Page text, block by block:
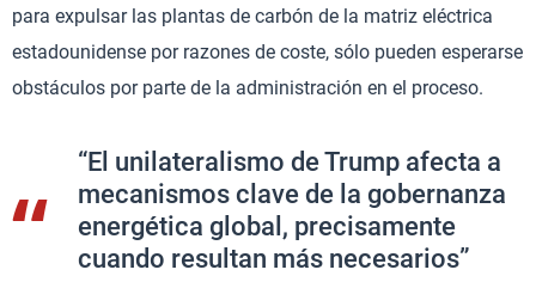
para expulsar las plantas de carbón de la matriz eléctrica
estadounidense por razones de coste, sólo pueden esperarse
obstáculos por parte de la administración en el proceso.
“El unilateralismo de Trump afecta a
mecanismos clave de la gobernanza
energética global, precisamente
cuando resultan más necesarios”